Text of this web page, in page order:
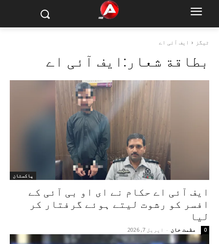
ٹیگز ایف آئی اے
بطاقة شعار: ایف آئی اے
پاکستان
ایف آئی اے حکام نے ای او بی آئی کے
افسر کو رشوت لیتے ہوئے گرفتار کر
لیا
عظمت خان - اپریل 7, 2026 0